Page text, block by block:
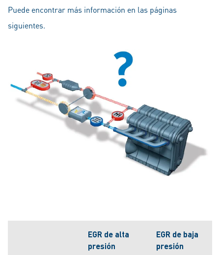
Puede encontrar más información en las páginas
siguientes.
EGR de alta
presión
EGR de baja
presión